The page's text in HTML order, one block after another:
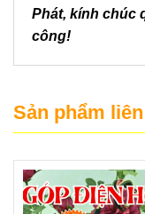
Phát, kính chúc
công!
Sản phẩm